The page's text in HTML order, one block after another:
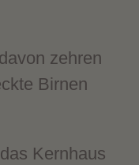
zehren
Birnen
Kernhaus